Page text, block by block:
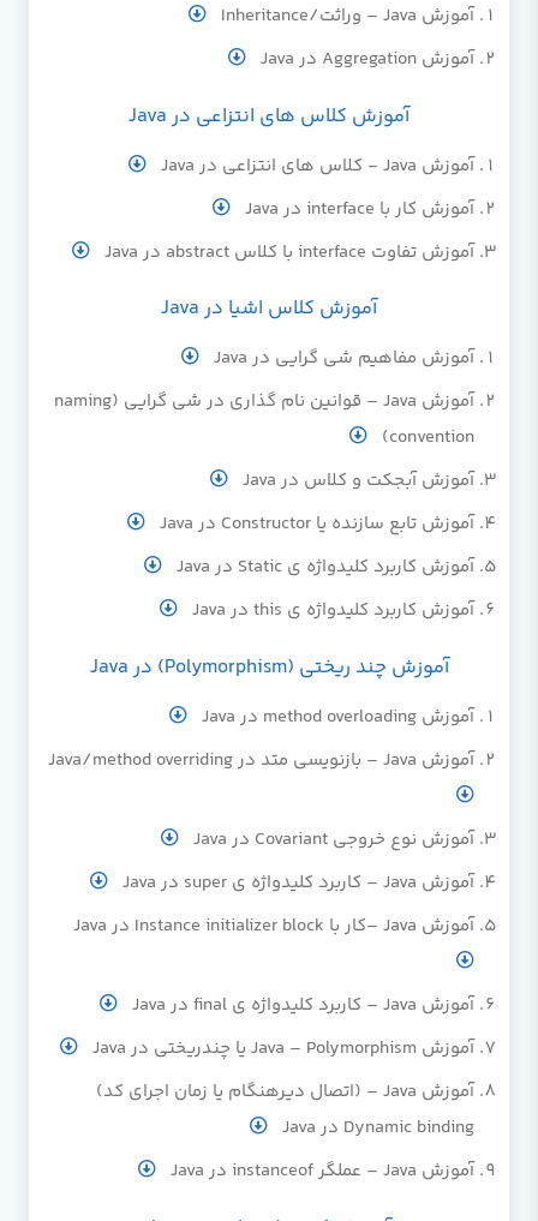
آموزش Java – وراثت/Inheritance
آموزش Aggregation در Java
آموزش کلاس های انتزاعی در Java
آموزش Java - کلاس های انتزاعی در Java
آموزش کار با interface در Java
آموزش تفاوت interface با کلاس abstract در Java
آموزش کلاس اشیا در Java
آموزش مفاهیم شی گرایی در Java
آموزش Java – قوانین نام گذاری در شی گرایی (naming
convention)
آموزش آبجکت و کلاس در Java
آموزش تابع سازنده یا Constructor در Java
آموزش کاربرد کلیدواژه ی Static در Java
آموزش کاربرد کلیدواژه ی this در Java
آموزش چند ریختی (Polymorphism) در Java
آموزش method overloading در Java
آموزش Java – بازنویسی متد در Java/method overriding
آموزش نوع خروجی Covariant در Java
آموزش Java – کاربرد کلیدواژه ی super در Java
آموزش Java –کار با Instance initializer block در Java
آموزش Java – کاربرد کلیدواژه ی final در Java
آموزش Java – Polymorphism یا چندریختی در Java
آموزش Java – (اتصال دیرهنگام یا زمان اجرای کد)
Dynamic binding در Java
آموزش Java – عملگر instanceof در Java